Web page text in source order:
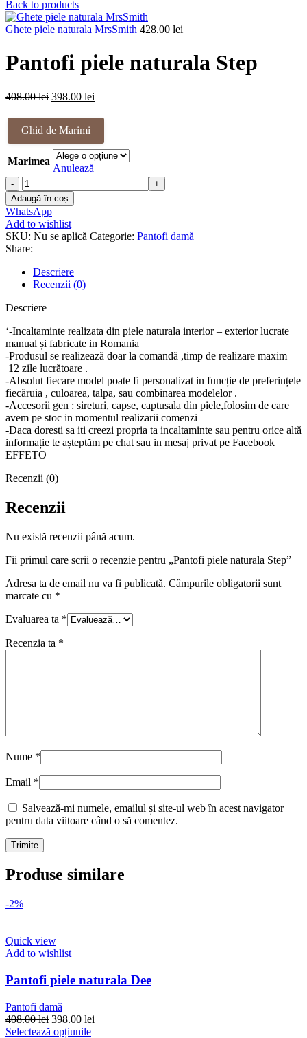
fost:
Back to products
Ghete piele naturala MrsSmith 428.00 lei
Pantofi piele naturala Step
408.00lei Prețul
a
fost:
408.00 lei.
398.00 lei
este:
Ghid de Marimi
Marimea
Anulează
Cantitate
Pantofi
piele
naturala
Step
Adaugă în coș
WhatsApp
Add to wishlist
SKU: Nu se aplică Categorie: Pantofi damă
Share:
Descriere
Recenzii (0)
Descriere
‘-Incaltaminte realizata din piele naturala interior – exterior lucrate
manual și fabricate in Romania
-Produsul se realizează doar la comandă ,timp de realizare maxim
12 zile lucrătoare .
-Absolut fiecare model poate fi personalizat in funcție de preferințele
fiecăruia , culoarea, talpa, sau combinarea modelelor .
-Accesorii gen : sireturi, capse, captusala din piele,folosim de care
avem pe stoc in momentul realizarii comenzi
-Daca doresti sa iti creezi propria ta incaltaminte sau pentru orice altă
informație te așteptăm pe chat sau in mesaj privat pe Facebook
EFFETO
Recenzii (0)
Recenzii
Nu există recenzii până acum.
Fii primul care scrii o recenzie pentru „Pantofi piele naturala Step”
Adresa ta de email nu va fi publicată. Câmpurile obligatorii sunt
marcate cu *
Evaluarea ta *
Recenzia ta *
Nume *
Email *
Salvează-mi numele, emailul și site-ul web în acest navigator
pentru data viitoare când o să comentez.
Produse similare
-2%
Quick view
Add to wishlist
Pantofi piele naturala Dee
Pantofi damă
408.00lei Prețul
inițial
398.00 lei
Selectează opțiunileAcest